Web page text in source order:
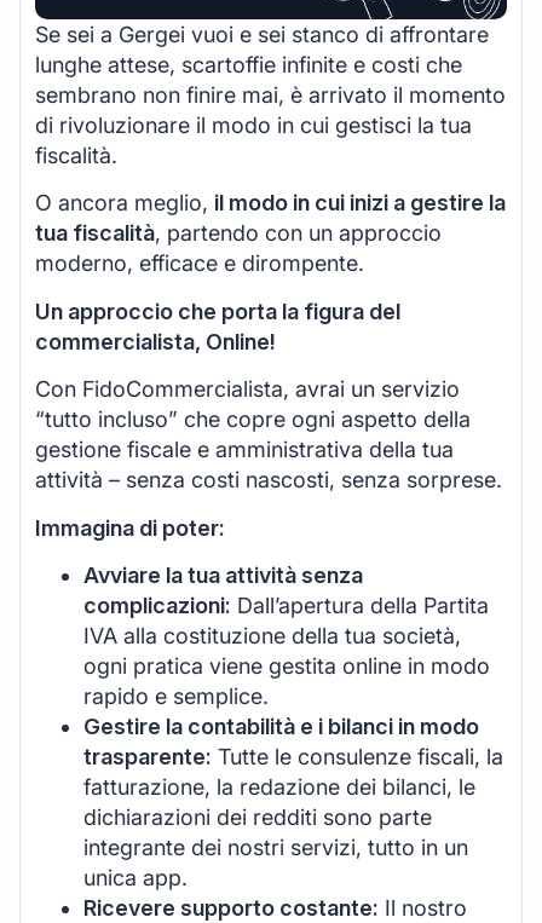
Se sei a Gergei vuoi e sei stanco di affrontare
lunghe attese, scartoffie infinite e costi che
sembrano non finire mai, è arrivato il momento
di rivoluzionare il modo in cui gestisci la tua
fiscalità.
O ancora meglio, il modo in cui inizi a gestire la
tua fiscalità, partendo con un approccio
moderno, efficace e dirompente.
Un approccio che porta la figura del
commercialista, Online!
Con FidoCommercialista, avrai un servizio
“tutto incluso” che copre ogni aspetto della
gestione fiscale e amministrativa della tua
attività – senza costi nascosti, senza sorprese.
Immagina di poter:
Avviare la tua attività senza
complicazioni: Dall’apertura della Partita
IVA alla costituzione della tua società,
ogni pratica viene gestita online in modo
rapido e semplice.
Gestire la contabilità e i bilanci in modo
trasparente: Tutte le consulenze fiscali, la
fatturazione, la redazione dei bilanci, le
dichiarazioni dei redditi sono parte
integrante dei nostri servizi, tutto in un
unica app.
Ricevere supporto costante: Il nostro